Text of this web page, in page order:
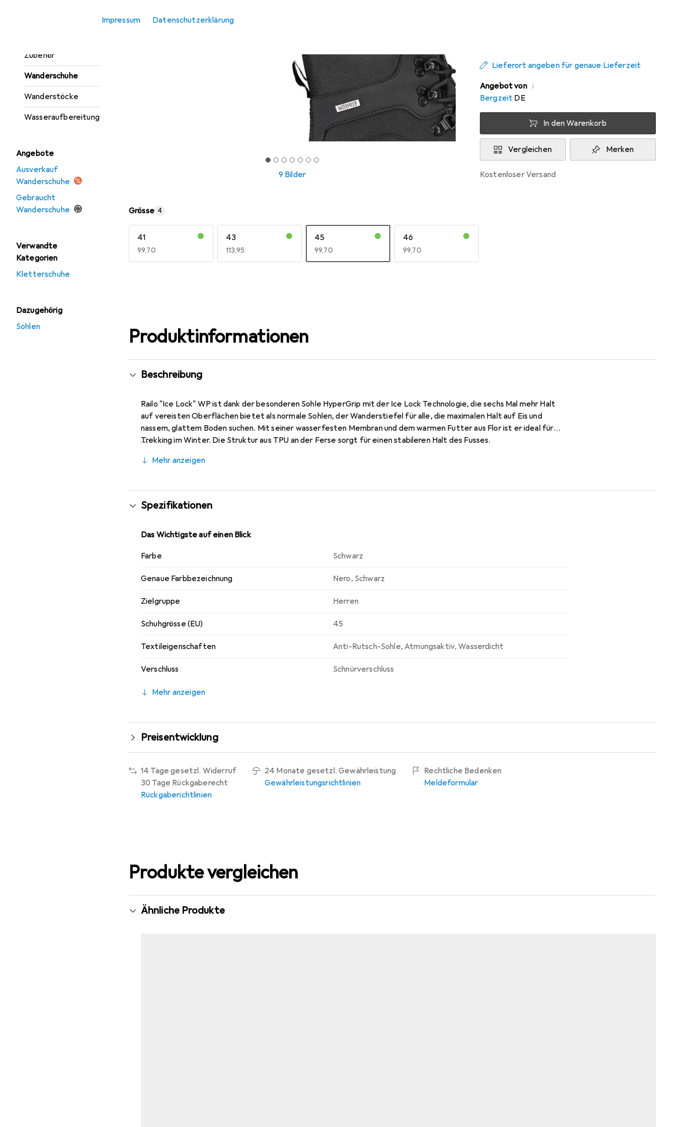
Impressum Datenschutzerklärung
Zubehör
Wanderschuhe
Wanderstöcke
Wasseraufbereitung
Angebote
Ausverkauf
Wanderschuhe
Gebraucht
Wanderschuhe
Verwandte
Kategorien
Kletterschuhe
Dazugehörig
Sohlen
9 Bilder
Lieferort angeben für genaue Lieferzeit
Angebot von i
Bergzeit DE
In den Warenkorb
Vergleichen Merken
kostenloser Versand
Grösse 4
41
EUR
99,70
43
EUR
113,95
45
EUR
99,70
46
EUR
99,70
Produktinformationen
Beschreibung
Railo "Ice Lock" WP ist dank der besonderen Sohle HyperGrip mit der Ice Lock Technologie, die sechs Mal mehr Halt
auf vereisten Oberflächen bietet als normale Sohlen, der Wanderstiefel für alle, die maximalen Halt auf Eis und
nassem, glattem Boden suchen. Mit seiner wasserfesten Membran und dem warmen Futter aus Flor ist er ideal für
Trekking im Winter. Die Struktur aus TPU an der Ferse sorgt für einen stabileren Halt des Fusses.
Mehr anzeigen
Spezifikationen
Das Wichtigste auf einen Blick
Farbe Schwarz
Genaue Farbbezeichnung Nero, Schwarz
Zielgruppe Herren
Schuhgrösse (EU) 45
Textileigenschaften Anti-Rutsch-Sohle,Atmungsaktiv,Wasserdicht
Verschluss Schnürverschluss
Mehr anzeigen
Preisentwicklung
14 Tage gesetzl. Widerruf
30 Tage Rückgaberecht
Rückgaberichtlinien
24 Monate gesetzl. Gewährleistung
Gewährleistungsrichtlinien
Rechtliche Bedenken
Meldeformular
Produkte vergleichen
Ähnliche Produkte